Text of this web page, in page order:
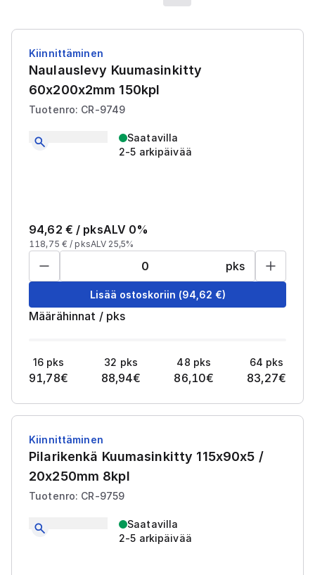
Kiinnittäminen
Naulauslevy Kuumasinkitty
60x200x2mm 150kpl
Tuotenro: CR-9749
Saatavilla
2-5 arkipäivää
94,62 € / pksALV 0%
118,75 € / pksALV 25,5%
pks
Lisää ostoskoriin (94,62 €)
Määrähinnat / pks
16 pks
91,78€
32 pks
88,94€
48 pks
86,10€
64 pks
83,27€
Kiinnittäminen
Pilarikenkä Kuumasinkitty 115x90x5 /
20x250mm 8kpl
Tuotenro: CR-9759
Saatavilla
2-5 arkipäivää